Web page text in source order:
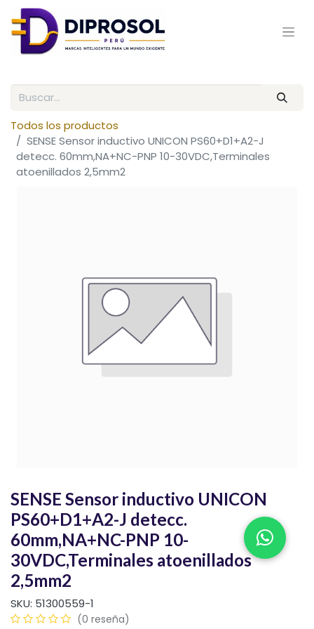
Todos los productos
SENSE Sensor inductivo UNICON PS60+D1+A2-J
detecc. 60mm,NA+NC-PNP 10-30VDC,Terminales
atoenillados 2,5mm2
SENSE Sensor inductivo UNICON
PS60+D1+A2-J detecc.
60mm,NA+NC-PNP 10-
30VDC,Terminales atoenillados
2,5mm2
SKU: 51300559-1
(0 reseña)